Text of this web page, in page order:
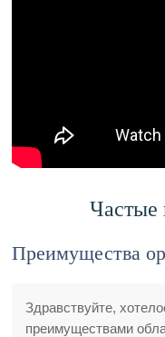
Частые
Преимущества
Здравствуйте,
преимуществами